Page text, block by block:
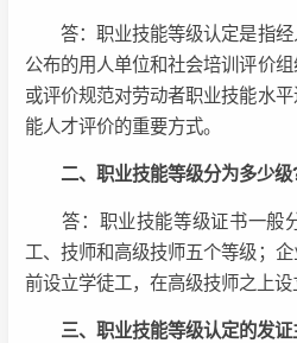
答：职业技能等级认定是指经
公布的用人单位和社会培训评价
或评价规范对劳动者职业技能水
能人才评价的重要方式。
二、职业技能等级分为多少级
答：职业技能等级证书一般
工、技师和高级技师五个等级；
前设立学徒工，在高级技师之上设
三、职业技能等级认定的发证